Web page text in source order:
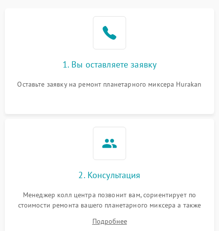
1. Вы оставляете заявку
Оставьте заявку на ремонт планетарного миксера Hurakan
2. Консультация
Менеджер колл центра позвонит вам, сориентирует по
стоимости ремонта вашего планетарного миксера а также
Подробнее